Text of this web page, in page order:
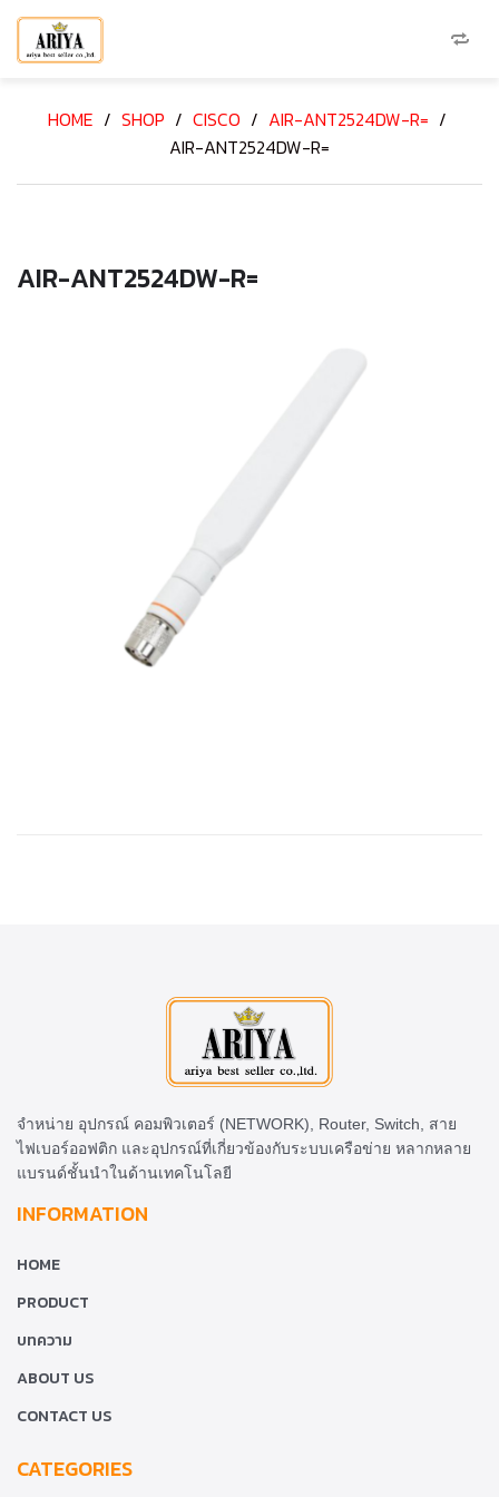
HOME / SHOP / CISCO / AIR-ANT2524DW-R= /
AIR-ANT2524DW-R=
AIR-ANT2524DW-R=
จำหน่าย อุปกรณ์ คอมพิวเตอร์ (NETWORK), Router, Switch, สาย
ไฟเบอร์ออฟติก และอุปกรณ์ที่เกี่ยวข้องกับระบบเครือข่าย หลากหลาย
แบรนด์ชั้นนำในด้านเทคโนโลยี
INFORMATION
HOME
PRODUCT
บทความ
ABOUT US
CONTACT US
CATEGORIES